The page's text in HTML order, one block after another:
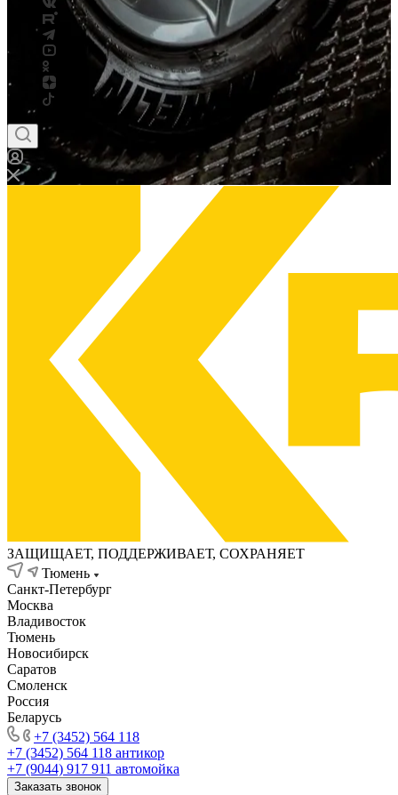
ЗАЩИЩАЕТ, ПОДДЕРЖИВАЕТ, СОХРАНЯЕТ
Тюмень
Санкт-Петербург
Москва
Владивосток
Тюмень
Новосибирск
Саратов
Смоленск
Россия
Беларусь
+7 (3452) 564 118
+7 (3452) 564 118 антикор
+7 (9044) 917 911 автомойка
Заказать звонок